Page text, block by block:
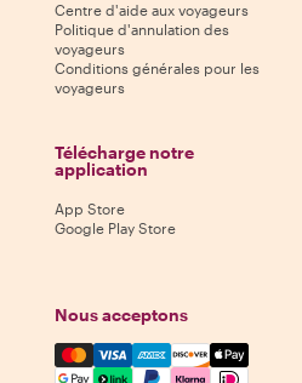
Centre d'aide aux voyageurs
Politique d'annulation des
voyageurs
Conditions générales pour les
voyageurs
Télécharge notre
application
App Store
Google Play Store
Nous acceptons
Mastercard, Visa, Amex,